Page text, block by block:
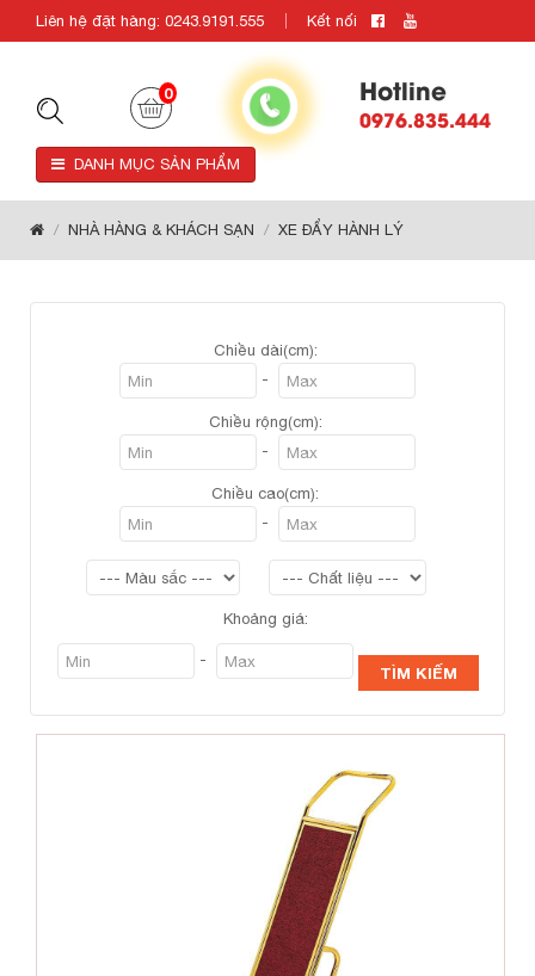
Liên hệ đặt hàng: 0243.9191.555 Kết nối
0 Hotline
0976.835.444
DANH MỤC SẢN PHẨM
NHÀ HÀNG & KHÁCH SẠN XE ĐẨY HÀNH LÝ
Chiều dài(cm):
-
Chiều rộng(cm):
-
Chiều cao(cm):
-
Khoảng giá:
-
TÌM KIẾM